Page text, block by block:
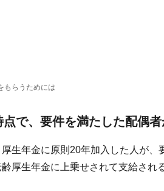
もらうためには
点で、要件を満たした配偶
生年金に原則20年加入した人が
厚生年金に上乗せされて支給され